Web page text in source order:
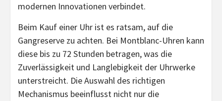
modernen Innovationen verbindet.
Beim Kauf einer Uhr ist es ratsam, auf die
Gangreserve zu achten. Bei Montblanc-Uhren kann
diese bis zu 72 Stunden betragen, was die
Zuverlässigkeit und Langlebigkeit der Uhrwerke
unterstreicht. Die Auswahl des richtigen
Mechanismus beeinflusst nicht nur die